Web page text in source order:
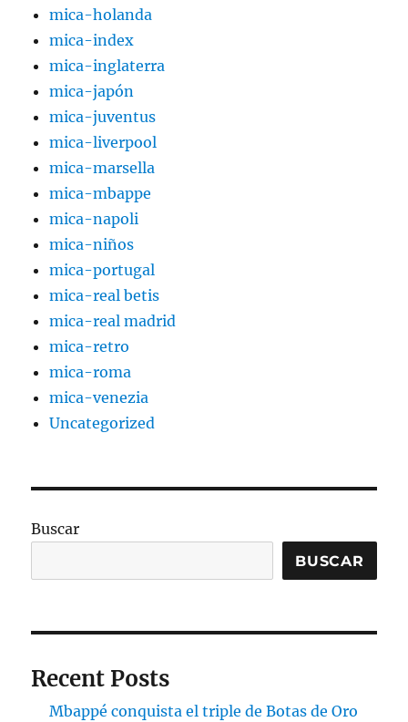
mica-holanda
mica-index
mica-inglaterra
mica-japón
mica-juventus
mica-liverpool
mica-marsella
mica-mbappe
mica-napoli
mica-niños
mica-portugal
mica-real betis
mica-real madrid
mica-retro
mica-roma
mica-venezia
Uncategorized
Buscar
BUSCAR
Recent Posts
Mbappé conquista el triple de Botas de Oro